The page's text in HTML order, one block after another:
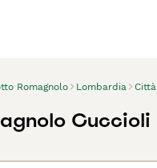
Romagnolo Lombardia